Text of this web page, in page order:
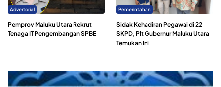
Advertorial
Pemprov Maluku Utara Rekrut
Tenaga IT Pengembangan SPBE
Pemerintahan
Sidak Kehadiran Pegawai di 22
SKPD, Plt Gubernur Maluku Utara
Temukan Ini